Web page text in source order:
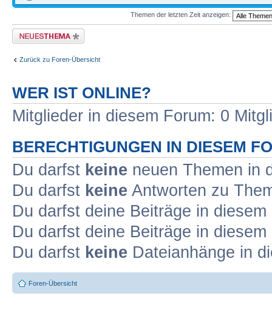
Themen der letzten Zeit anzeigen:
Neues Thema erstellen
Zurück zu Foren-Übersicht
WER IST ONLINE?
Mitglieder in diesem Forum: 0
BERECHTIGUNGEN IN DIESEM
Du darfst keine neuen Themen in
Du darfst keine Antworten zu
Du darfst deine Beiträge in
Du darfst deine Beiträge in
Du darfst keine Dateianhänge in
Foren-Übersicht